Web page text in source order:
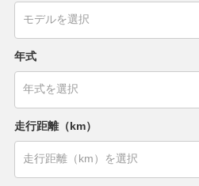
年式
走行距離（km）